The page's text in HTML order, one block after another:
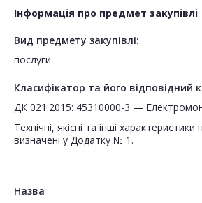
Інформація про предмет закупівлі
Вид предмету закупівлі:
послуги
Класифікатор та його відповідний
ДК 021:2015: 45310000-3 —
Технічні, якісні та інші характеристики
визначені у Додатку № 1.
Назва